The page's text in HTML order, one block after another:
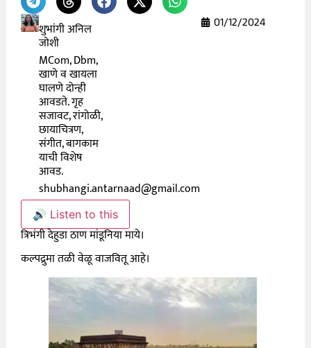
शुभांगी अनिल
जोशी
MCom, Dbm,
खाणे व खायला
घालणे दोन्ही
आवडते. गृह
सजावट, रांगोळी,
छायाचित्रण,
संगीत, बागकाम
याची विशेष
आवड.
shubhangi.antarnaad@gmail.com
01/12/2024
🔊 Listen to this
त्रिभंगी देहुडा ठाण मांडूनिया माये।
कल्पद्रुमा तळी वेळू वाजवितू आहे।